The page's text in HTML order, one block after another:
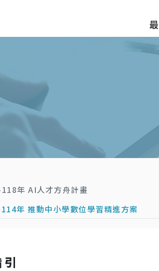
年 AI人才方舟計畫
年 推動中小學數位學習精進方案